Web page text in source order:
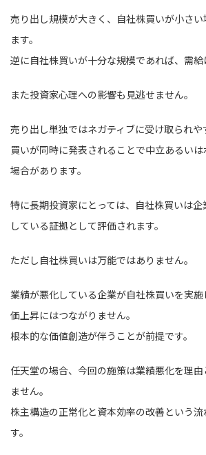
売り出し規模が大きく、自社株買いが小さ
ます。
逆に自社株買いが十分な規模であれば、需給
また投資家心理への影響も見逃せません。
売り出し単独ではネガティブに受け取られ
買いが同時に発表されることで中立あるい
場合があります。
特に長期投資家にとっては、自社株買いは
している証拠として評価されます。
ただし自社株買いは万能ではありません。
業績が悪化している企業が自社株買いを実
価上昇にはつながりません。
根本的な価値創造が伴うことが前提です。
任天堂の場合、今回の施策は業績悪化を理
ません。
株主構造の正常化と資本効率の改善という
す。